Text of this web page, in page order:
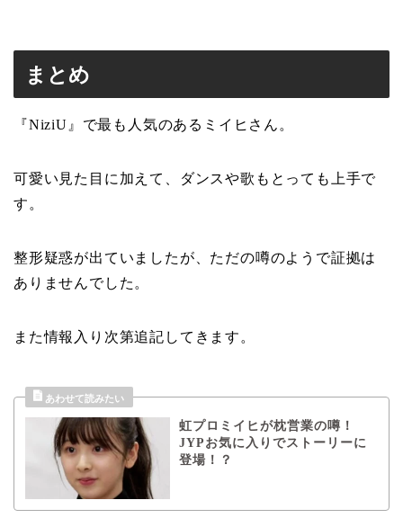
まとめ
『NiziU』で最も人気のあるミイヒさん。
可愛い見た目に加えて、ダンスや歌もとっても上手で
す。
整形疑惑が出ていましたが、ただの噂のようで証拠は
ありませんでした。
また情報入り次第追記してきます。
虹プロミイヒが枕営業の噂！
JYPお気に入りでストーリーに
登場！？